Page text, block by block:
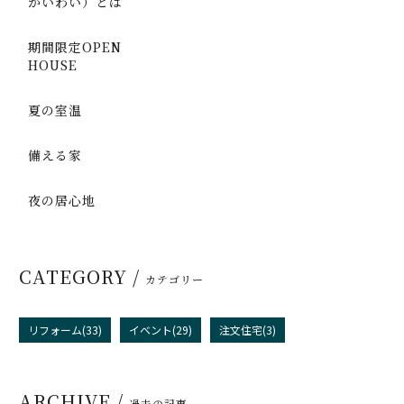
期間限定OPEN
HOUSE
夏の室温
備える家
夜の居心地
CATEGORY / カテゴリー
リフォーム(33) イベント(29) 注文住宅(3)